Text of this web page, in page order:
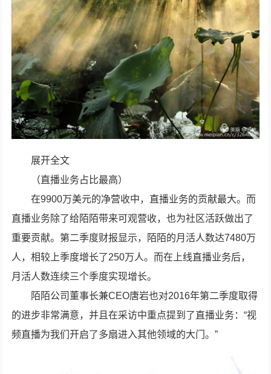
展开全文
（直播业务占比最高）
在9900万美元的净营收中，直播业务的贡献最大。而
直播业务除了给陌陌带来可观营收，也为社区活跃做出了
重要贡献。第二季度财报显示，陌陌的月活人数达7480万
人，相较上季度增长了250万人。而在上线直播业务后，
月活人数连续三个季度实现增长。
陌陌公司董事长兼CEO唐岩也对2016年第二季度取得
的进步非常满意，并且在采访中重点提到了直播业务：“视
频直播为我们开启了多扇进入其他领域的大门。”